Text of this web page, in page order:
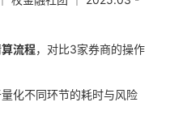
流程，对比3家券商的操作
量化不同环节的耗时与风险